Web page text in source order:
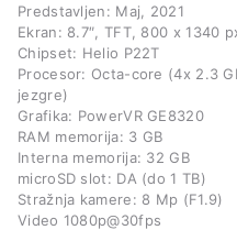
Predstavljen: Maj, 2021
Ekran: 8.7″, TFT, 800 x 1340
Chipset: Helio P22T
Procesor: Octa-core (4x 2.3
jezgre)
Grafika: PowerVR GE8320
RAM memorija: 3 GB
Interna memorija: 32 GB
microSD slot: DA (do 1 TB)
Stražnja kamere: 8 Mp (F1.9)
Video 1080p@30fps